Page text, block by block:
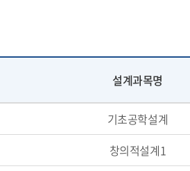
설계과목명
기초공학설계
창의적설계1